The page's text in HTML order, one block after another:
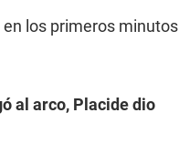
los primeros minutos
al arco, Placide dio